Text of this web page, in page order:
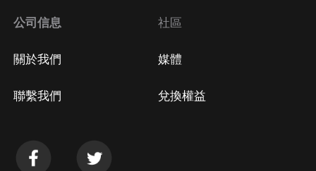
公司信息
關於我們
聯繫我們
社區
媒體
兌換權益